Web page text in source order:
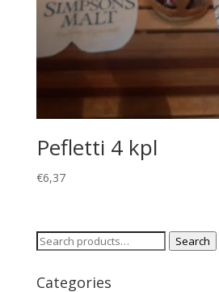
Pefletti 4 kpl
€6,37
Search
Search
Categories